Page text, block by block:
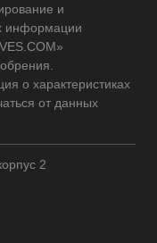
и
информации
о характеристиках
от данных
2